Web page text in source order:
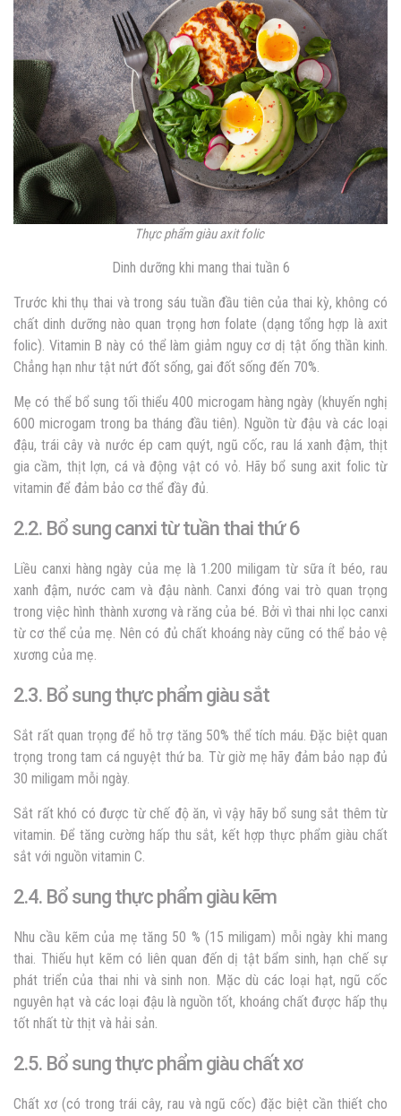
Thực phẩm giàu axit folic
Dinh dưỡng khi mang thai tuần 6
Trước khi thụ thai và trong sáu tuần đầu tiên của thai kỳ, không có
chất dinh dưỡng nào quan trọng hơn folate (dạng tổng hợp là axit
folic). Vitamin B này có thể làm giảm nguy cơ dị tật ống thần kinh.
Chẳng hạn như tật nứt đốt sống, gai đốt sống đến 70%.
Mẹ có thể bổ sung tối thiểu 400 microgam hàng ngày (khuyến nghị
600 microgam trong ba tháng đầu tiên). Nguồn từ đậu và các loại
đậu, trái cây và nước ép cam quýt, ngũ cốc, rau lá xanh đậm, thịt
gia cầm, thịt lợn, cá và động vật có vỏ. Hãy bổ sung axit folic từ
vitamin để đảm bảo cơ thể đầy đủ.
2.2. Bổ sung canxi từ tuần thai thứ 6
Liều canxi hàng ngày của mẹ là 1.200 miligam từ sữa ít béo, rau
xanh đậm, nước cam và đậu nành. Canxi đóng vai trò quan trọng
trong việc hình thành xương và răng của bé. Bởi vì thai nhi lọc canxi
từ cơ thể của mẹ. Nên có đủ chất khoáng này cũng có thể bảo vệ
xương của mẹ.
2.3. Bổ sung thực phẩm giàu sắt
Sắt rất quan trọng để hỗ trợ tăng 50% thể tích máu. Đặc biệt quan
trọng trong tam cá nguyệt thứ ba. Từ giờ mẹ hãy đảm bảo nạp đủ
30 miligam mỗi ngày.
Sắt rất khó có được từ chế độ ăn, vì vậy hãy bổ sung sắt thêm từ
vitamin. Để tăng cường hấp thu sắt, kết hợp thực phẩm giàu chất
sắt với nguồn vitamin C.
2.4. Bổ sung thực phẩm giàu kẽm
Nhu cầu kẽm của mẹ tăng 50 % (15 miligam) mỗi ngày khi mang
thai. Thiếu hụt kẽm có liên quan đến dị tật bẩm sinh, hạn chế sự
phát triển của thai nhi và sinh non. Mặc dù các loại hạt, ngũ cốc
nguyên hạt và các loại đậu là nguồn tốt, khoáng chất được hấp thụ
tốt nhất từ ​​thịt và hải sản.
2.5. Bổ sung thực phẩm giàu chất xơ
Chất xơ (có trong trái cây, rau và ngũ cốc) đặc biệt cần thiết cho